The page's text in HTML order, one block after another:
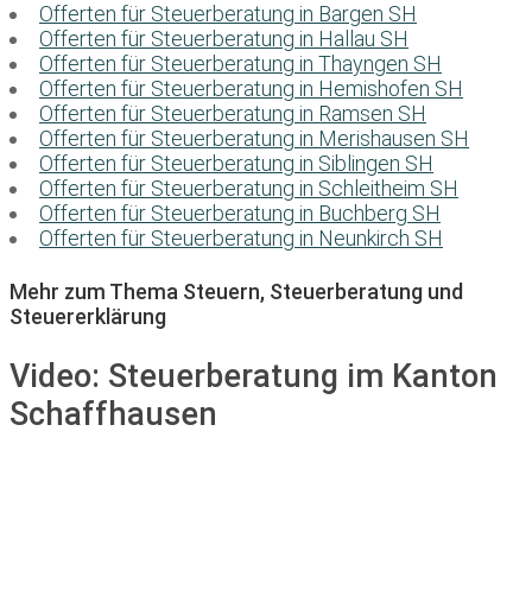
Offerten für Steuerberatung in Bargen SH
Offerten für Steuerberatung in Hallau SH
Offerten für Steuerberatung in Thayngen SH
Offerten für Steuerberatung in Hemishofen SH
Offerten für Steuerberatung in Ramsen SH
Offerten für Steuerberatung in Merishausen SH
Offerten für Steuerberatung in Siblingen SH
Offerten für Steuerberatung in Schleitheim SH
Offerten für Steuerberatung in Buchberg SH
Offerten für Steuerberatung in Neunkirch SH
Mehr zum Thema Steuern, Steuerberatung und
Steuererklärung
Video: Steuerberatung im Kanton
Schaffhausen